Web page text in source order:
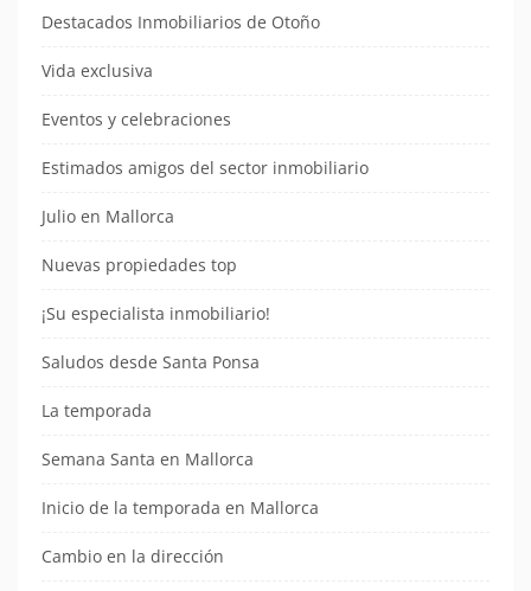
Destacados Inmobiliarios de Otoño
Vida exclusiva
Eventos y celebraciones
Estimados amigos del sector inmobiliario
Julio en Mallorca
Nuevas propiedades top
¡Su especialista inmobiliario!
Saludos desde Santa Ponsa
La temporada
Semana Santa en Mallorca
Inicio de la temporada en Mallorca
Cambio en la dirección